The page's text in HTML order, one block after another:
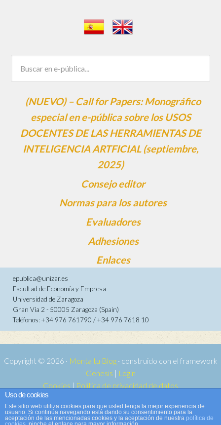
(NUEVO) – Call for Papers: Monográfico
especial en e-pública sobre los USOS
DOCENTES DE LAS HERRAMIENTAS DE
INTELIGENCIA ARTFICIAL (septiembre,
2025)
Consejo editor
Normas para los autores
Evaluadores
Adhesiones
Enlaces
epublica@unizar.es
Facultad de Economía y Empresa
Universidad de Zaragoza
Gran Vía 2 - 50005 Zaragoza (Spain)
Teléfonos: +34 976 761790 / +34 976 7618 10
Copyright © 2026 · Monta tu Blog· construido con el framework
Genesis | Login
Cookies | Política de privacidad de datos
Copyright © 2026 ·
WordPress·Acceder
Uso de cookies
Este sitio web utiliza cookies para que usted tenga la mejor experiencia de
usuario. Si continúa navegando está dando su consentimiento para la
aceptación de las mencionadas cookies y la aceptación de nuestra política de